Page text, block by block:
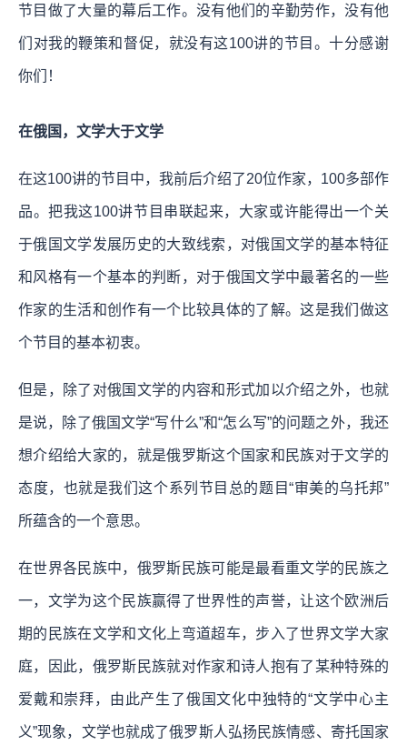
节目做了大量的幕后工作。没有他们的辛勤劳作，没有他
们对我的鞭策和督促，就没有这100讲的节目。十分感谢
你们！
在俄国，文学大于文学
在这100讲的节目中，我前后介绍了20位作家，100多部作
品。把我这100讲节目串联起来，大家或许能得出一个关
于俄国文学发展历史的大致线索，对俄国文学的基本特征
和风格有一个基本的判断，对于俄国文学中最著名的一些
作家的生活和创作有一个比较具体的了解。这是我们做这
个节目的基本初衷。
但是，除了对俄国文学的内容和形式加以介绍之外，也就
是说，除了俄国文学“写什么”和“怎么写”的问题之外，我还
想介绍给大家的，就是俄罗斯这个国家和民族对于文学的
态度，也就是我们这个系列节目总的题目“审美的乌托邦”
所蕴含的一个意思。
在世界各民族中，俄罗斯民族可能是最看重文学的民族之
一，文学为这个民族赢得了世界性的声誉，让这个欧洲后
期的民族在文学和文化上弯道超车，步入了世界文学大家
庭，因此，俄罗斯民族就对作家和诗人抱有了某种特殊的
爱戴和崇拜，由此产生了俄国文化中独特的“文学中心主
义”现象，文学也就成了俄罗斯人弘扬民族情感、寄托国家